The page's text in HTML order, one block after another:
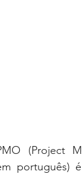
(Project
português)